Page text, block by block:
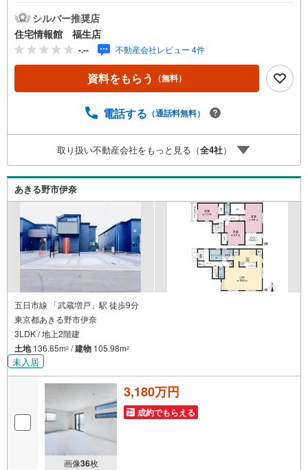
さい。【営業時間 10:00～19:00 火曜・水曜（祝日の場
合は営業いたします）】「資料請求」「内覧」のお問い合
わせは上記時間内ですとスムーズにご対応が可能です。ス
タッフ一同お客様のお問合せをお待ちしております。【住
宅ローン相談会】開催中無理のない住宅ローンの試算やご
購入の際にかかる諸費用の概算も行っております。しっか
気軽にご相談ください。お客様第一主義をモット-にお引越
実に努めさせて頂きます。住宅情報館にお越し頂けたら、
物件のご紹介だけではなく、お住まいの疑問、不安、お家
の事ならなんでもご相談いただけます。お客様の要望をお
伺いしながら誠心誠意、全力でサポートさせて頂きます。
お客様一人一人に合わせたライフプランのご提案をさせて
いただきます。お気軽にご相談ください。
シルバー推奨店
住宅情報館 福生店
-.-- 不動産会社レビュー 4件
資料をもらう （無料）
電話する （通話料無料）
取り扱い不動産会社をもっと見る（全4社）
あきる野市伊奈
五日市線 「武蔵増戸」駅 徒歩9分
東京都あきる野市伊奈
3LDK / 地上2階建
土地136.65m2 /建物 105.98m2
未入居
画像36枚
3,180万円
成約でもらえる